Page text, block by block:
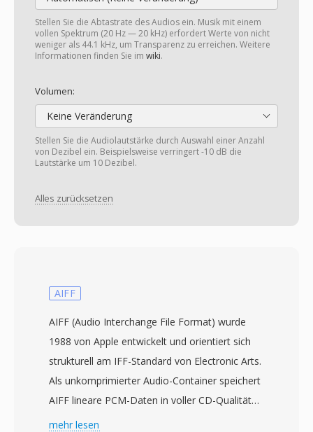
Stellen Sie die Abtastrate des Audios ein. Musik mit einem
vollen Spektrum (20 Hz — 20 kHz) erfordert Werte von nicht
weniger als 44.1 kHz, um Transparenz zu erreichen. Weitere
Informationen finden Sie im wiki.
Volumen:
Keine Veränderung
Stellen Sie die Audiolautstärke durch Auswahl einer Anzahl
von Dezibel ein. Beispielsweise verringert -10 dB die
Lautstärke um 10 Dezibel.
Alles zurücksetzen
AIFF
AIFF (Audio Interchange File Format) wurde
1988 von Apple entwickelt und orientiert sich
strukturell am IFF-Standard von Electronic Arts.
Als unkomprimierter Audio-Container speichert
AIFF lineare PCM-Daten in voller CD-Qualität
— typischerweise 16 Bit bei 44,1 kHz — und
mehr lesen